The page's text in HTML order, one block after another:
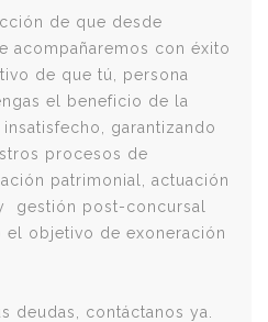
de que desde
acompañaremos con éxito
de que tú, persona
el beneficio de la
garantizando
procesos de
patrimonial, actuación
gestión post-concursal
el objetivo de exoneración
deudas, contáctanos ya.